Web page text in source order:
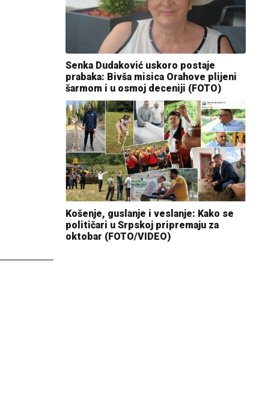
Senka Dudaković uskoro postaje
prabaka: Bivša misica Orahove plijeni
šarmom i u osmoj deceniji (FOTO)
Košenje, guslanje i veslanje: Kako se
političari u Srpskoj pripremaju za
oktobar (FOTO/VIDEO)